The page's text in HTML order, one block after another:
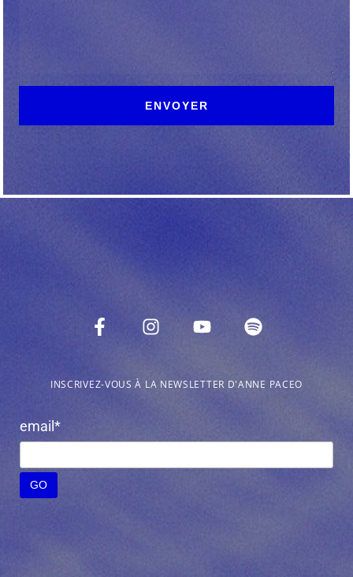
INSCRIVEZ-VOUS À LA NEWSLETTER D'ANNE PACEO
email*